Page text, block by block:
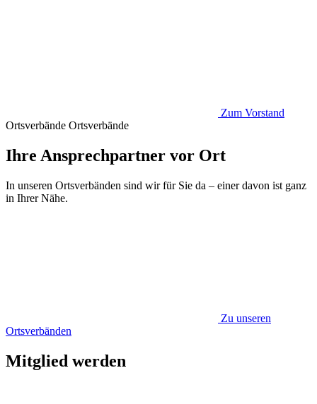
Zum Vorstand
Ortsverbände Ortsverbände
Ihre Ansprechpartner vor Ort
In unseren Ortsverbänden sind wir für Sie da – einer davon ist ganz
in Ihrer Nähe.
Zu unseren
Ortsverbänden
Mitglied werden